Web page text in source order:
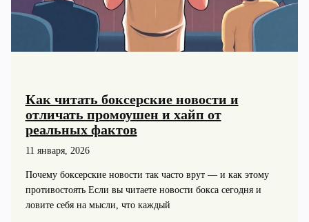
Как читать боксерские новости и
отличать промоушен и хайп от
реальных фактов
11 января, 2026
Почему боксерские новости так часто врут — и как этому
противостоять Если вы читаете новости бокса сегодня и
ловите себя на мысли, что каждый